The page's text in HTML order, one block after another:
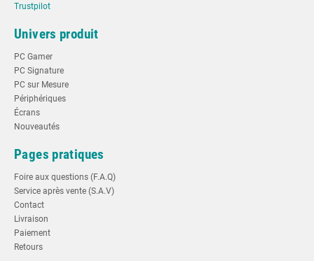
Trustpilot
Univers produit
PC Gamer
PC Signature
PC sur Mesure
Périphériques
Écrans
Nouveautés
Pages pratiques
Foire aux questions (F.A.Q)
Service après vente (S.A.V)
Contact
Livraison
Paiement
Retours